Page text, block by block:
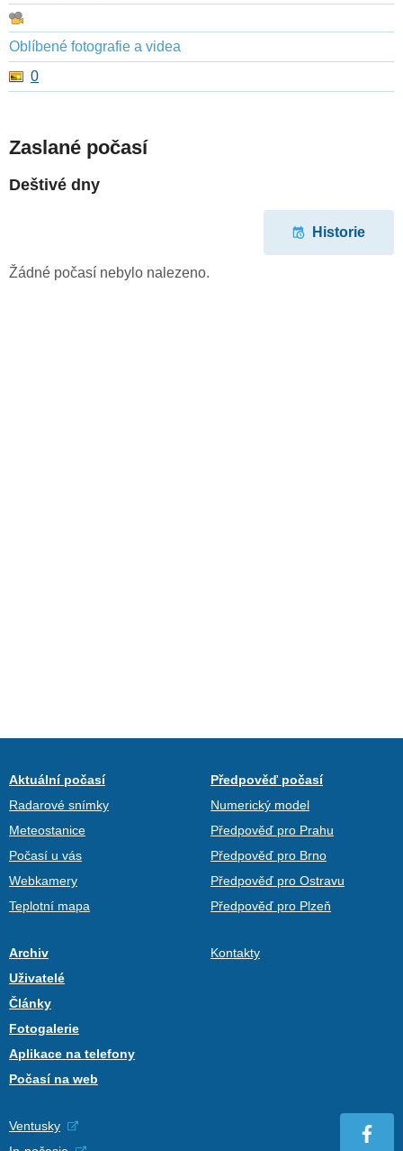
Oblíbené fotografie a videa
0
Zaslané počasí
Deštivé dny
Historie
Žádné počasí nebylo nalezeno.
Aktuální počasí
Radarové snímky
Meteostanice
Počasí u vás
Webkamery
Teplotní mapa
Předpověď počasí
Numerický model
Předpověď pro Prahu
Předpověď pro Brno
Předpověď pro Ostravu
Předpověď pro Plzeň
Archiv
Uživatelé
Články
Fotogalerie
Aplikace na telefony
Počasí na web
Kontakty
Ventusky